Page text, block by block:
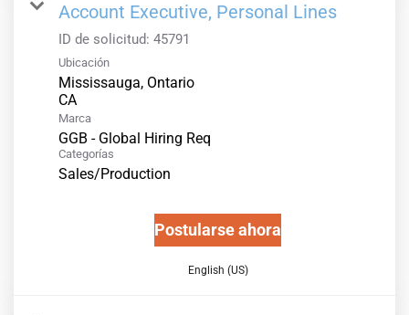
Account Executive, Personal Lines
ID de solicitud: 45791
Ubicación
Mississauga, Ontario
Marca
GGB - Global Hiring Req
Categorías
Sales/Production
Postularse ahora
English (US)